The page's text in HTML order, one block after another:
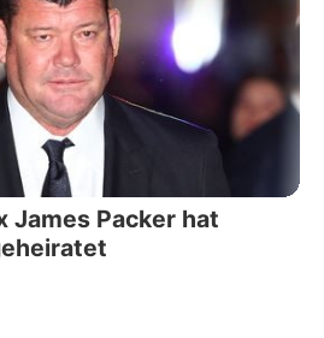
James Packer hat